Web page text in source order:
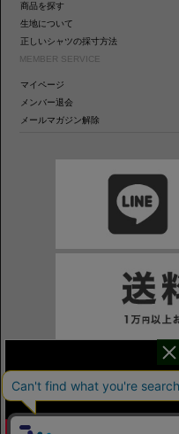
商品を探す
生地について
正しいシャツの採寸方法
MEMBER SERVICE
マイページ
メンバー退会
メールマガジン解除